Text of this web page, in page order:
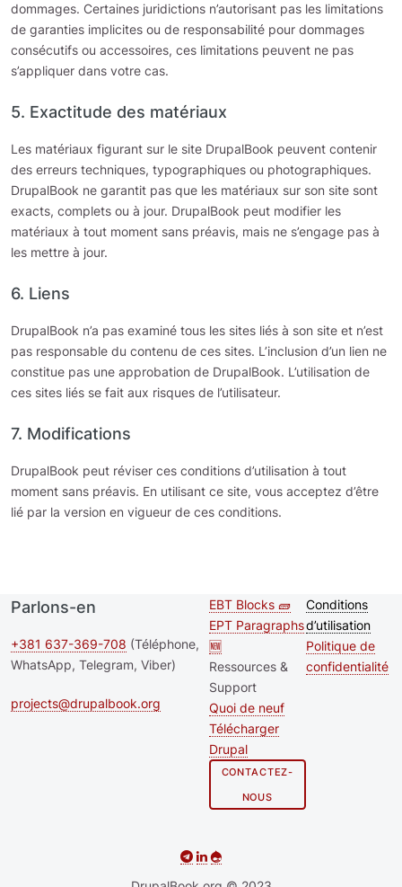
dommages. Certaines juridictions n’autorisant pas les limitations
de garanties implicites ou de responsabilité pour dommages
consécutifs ou accessoires, ces limitations peuvent ne pas
s’appliquer dans votre cas.
5. Exactitude des matériaux
Les matériaux figurant sur le site DrupalBook peuvent contenir
des erreurs techniques, typographiques ou photographiques.
DrupalBook ne garantit pas que les matériaux sur son site sont
exacts, complets ou à jour. DrupalBook peut modifier les
matériaux à tout moment sans préavis, mais ne s’engage pas à
les mettre à jour.
6. Liens
DrupalBook n’a pas examiné tous les sites liés à son site et n’est
pas responsable du contenu de ces sites. L’inclusion d’un lien ne
constitue pas une approbation de DrupalBook. L’utilisation de
ces sites liés se fait aux risques de l’utilisateur.
7. Modifications
DrupalBook peut réviser ces conditions d’utilisation à tout
moment sans préavis. En utilisant ce site, vous acceptez d’être
lié par la version en vigueur de ces conditions.
Parlons-en
+381 637-369-708 (Téléphone,
WhatsApp, Telegram, Viber)
projects@drupalbook.org
Second
footer
menu
EBT Blocks 🧱
EPT Paragraphs
🆕
Ressources &
Support
Quoi de neuf
Télécharger
Drupal
CONTACTEZ-
NOUS
Footer
Conditions
d’utilisation
Politique de
confidentialité